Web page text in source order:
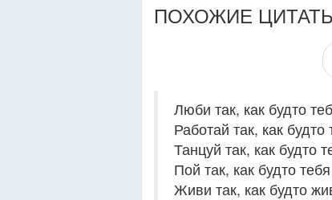
ПОХОЖИЕ
Люби так, как будто
Работай так, как
Танцуй так, как будто
Пой так, как будто
Живи так, как будто